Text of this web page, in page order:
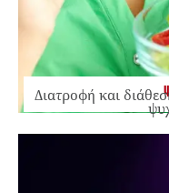
Διατροφή και